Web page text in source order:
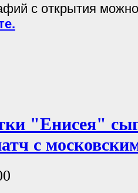
с открытия
"Енисея"
с